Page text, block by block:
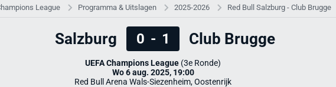
League Programma & Uitslagen 2025-2026 Red Bull Salzburg - Club Brugge
Salzburg 0 - 1 Club Brugge
UEFA Champions League (3e Ronde)
Wo 6 aug. 2025, 19:00
Red Bull Arena Wals-Siezenheim, Oostenrijk